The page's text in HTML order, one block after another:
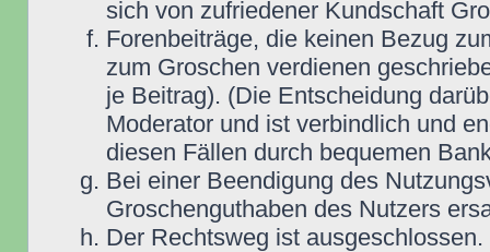
sich von zufriedener Kundschaft
Forenbeiträge, die keinen Bezug
zum Groschen verdienen
je Beitrag). (Die Entscheidung
Moderator und ist verbindlich und
diesen Fällen durch bequemen
Bei einer Beendigung des
Groschenguthaben des Nutzers
Der Rechtsweg ist ausgeschlossen.